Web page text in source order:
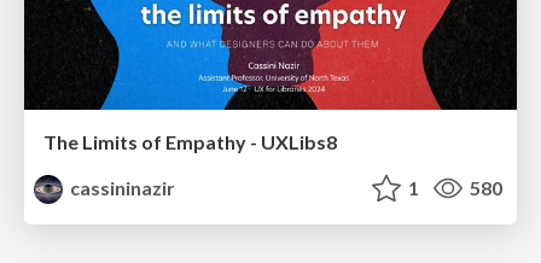
The Limits of Empathy - UXLibs8
cassininazir
1 580